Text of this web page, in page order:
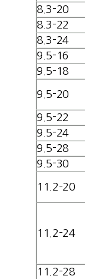
8.3-20
8.3-22
8.3-24
9.5-16
9.5-18
9.5-20
9.5-22
9.5-24
9.5-28
9.5-30
11.2-20
11.2-24
11.2-28